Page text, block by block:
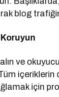
blog
ve
içeriklerin
için